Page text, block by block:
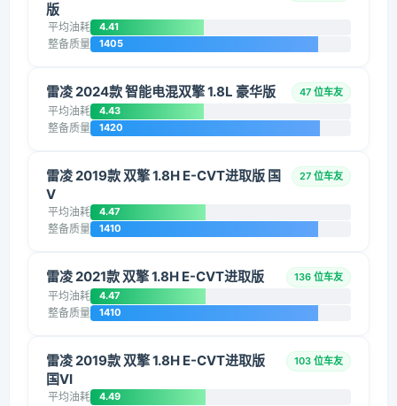
版
平均油耗 4.41
整备质量 1405
雷凌 2024款 智能电混双擎 1.8L 豪华版 47 位车友
平均油耗 4.43
整备质量 1420
雷凌 2019款 双擎 1.8H E-CVT进取版 国
V
27 位车友
平均油耗 4.47
整备质量 1410
雷凌 2021款 双擎 1.8H E-CVT进取版 136 位车友
平均油耗 4.47
整备质量 1410
雷凌 2019款 双擎 1.8H E-CVT进取版
国VI
103 位车友
平均油耗 4.49